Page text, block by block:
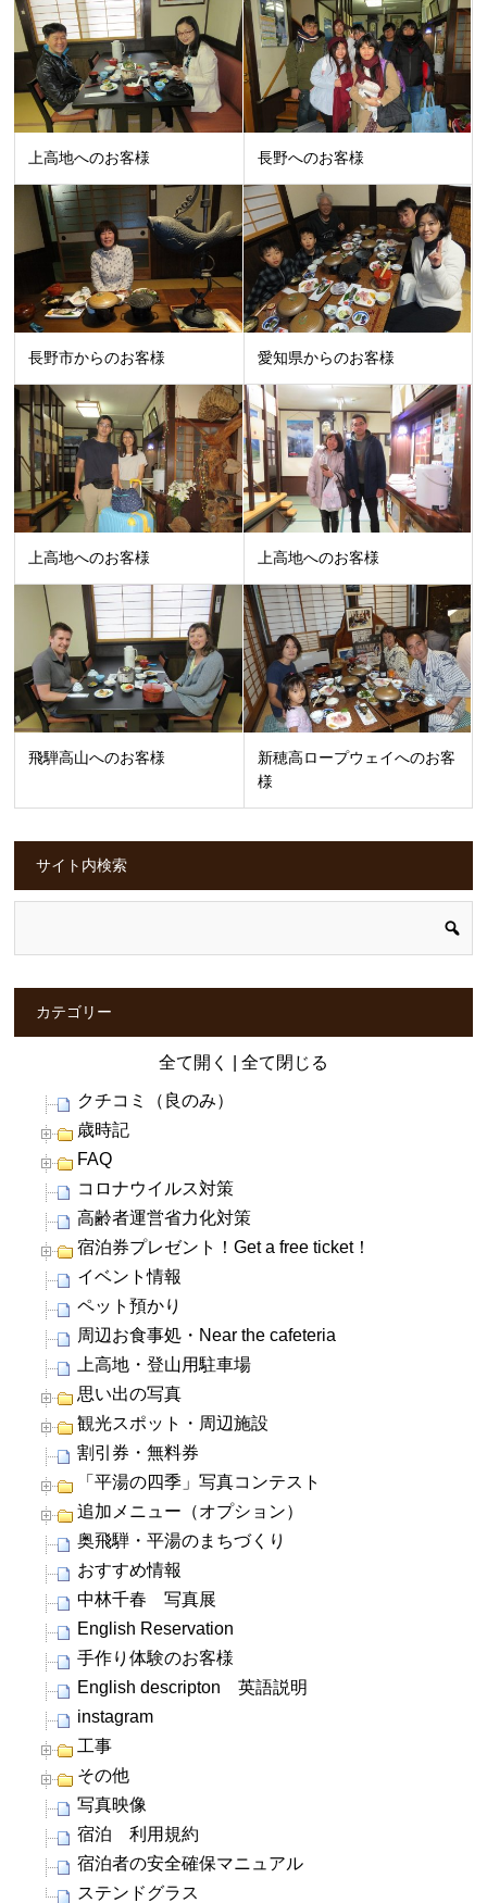
上高地へのお客様 長野へのお客様
長野市からのお客様 愛知県からのお客様
上高地へのお客様 上高地へのお客様
飛騨高山へのお客様
新穂高ロープウェイへのお客
様
サイト内検索
カテゴリー
全て開く 全て閉じる
クチコミ（良のみ）
歳時記
FAQ
コロナウイルス対策
高齢者運営省力化対策
宿泊券プレゼント！Get a free ticket！
イベント情報
ペット預かり
周辺お食事処・Near the cafeteria
上高地・登山用駐車場
思い出の写真
観光スポット・周辺施設
割引券・無料券
「平湯の四季」写真コンテスト
追加メニュー（オプション）
奥飛騨・平湯のまちづくり
おすすめ情報
中林千春 写真展
English Reservation
手作り体験のお客様
English descripton 英語説明
instagram
工事
その他
写真映像
宿泊 利用規約
宿泊者の安全確保マニュアル
ステンドグラス